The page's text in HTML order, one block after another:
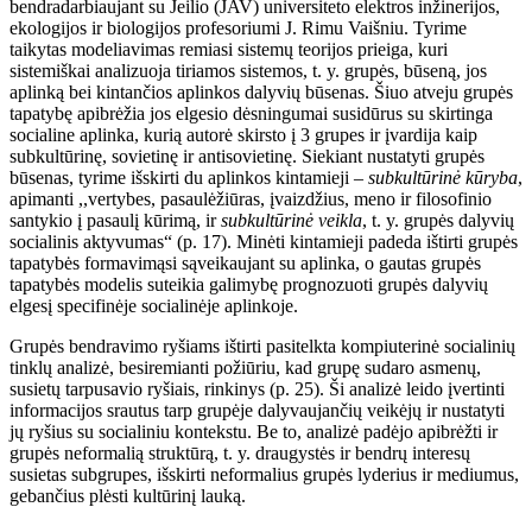
bendradarbiaujant su Jeilio (JAV) universiteto elektros inžinerijos,
ekologijos ir biologijos profesoriumi J. Rimu Vaišniu. Tyrime
taikytas modeliavimas remiasi sistemų teorijos prieiga, kuri
sistemiškai analizuoja tiriamos sistemos, t. y. grupės, būseną, jos
aplinką bei kintančios aplinkos dalyvių būsenas. Šiuo atveju grupės
tapatybę apibrėžia jos elgesio dėsningumai susidūrus su skirtinga
socialine aplinka, kurią autorė skirsto į 3 grupes ir įvardija kaip
subkultūrinę, sovietinę ir antisovietinę. Siekiant nustatyti grupės
būsenas, tyrime išskirti du aplinkos kintamieji – subkultūrinė kūryba,
apimanti ,,vertybes, pasaulėžiūras, įvaizdžius, meno ir filosofinio
santykio į pasaulį kūrimą, irsubkultūrinė veikla, t. y. grupės dalyvių
socialinis aktyvumas“ (p. 17). Minėti kintamieji padeda ištirti grupės
tapatybės formavimąsi sąveikaujant su aplinka, o gautas grupės
tapatybės modelis suteikia galimybę prognozuoti grupės dalyvių
elgesį specifinėje socialinėje aplinkoje.
Grupės bendravimo ryšiams ištirti pasitelkta kompiuterinė socialinių
tinklų analizė, besiremianti požiūriu, kad grupę sudaro asmenų,
susietų tarpusavio ryšiais, rinkinys (p. 25). Ši analizė leido įvertinti
informacijos srautus tarp grupėje dalyvaujančių veikėjų ir nustatyti
jų ryšius su socialiniu kontekstu. Be to, analizė padėjo apibrėžti ir
grupės neformalią struktūrą, t. y. draugystės ir bendrų interesų
susietas subgrupes, išskirti neformalius grupės lyderius ir mediumus,
gebančius plėsti kultūrinį lauką.